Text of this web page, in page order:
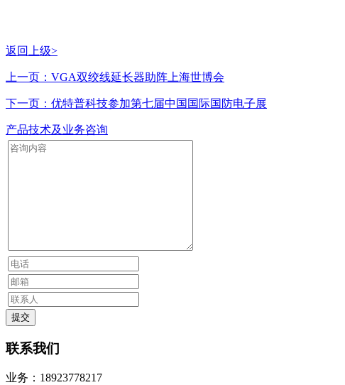
返回上级>
上一页：VGA双绞线延长器助阵上海世博会
下一页：优特普科技参加第七届中国国际国防电子展
产品技术及业务咨询
联系我们
业务：18923778217